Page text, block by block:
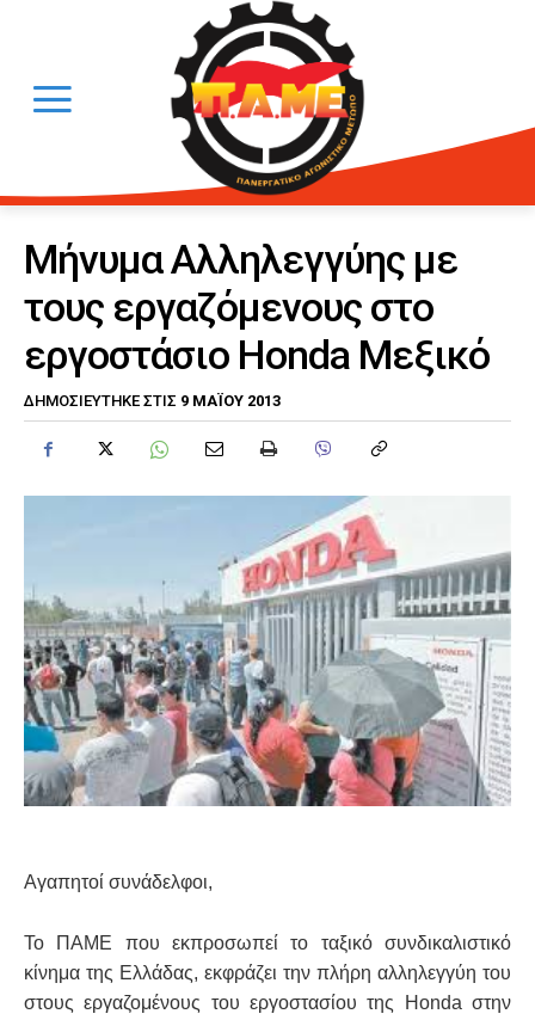
Μήνυμα Αλληλεγγύης με
τους εργαζόμενους στο
εργοστάσιο Honda Μεξικό
ΔΗΜΟΣΙΕΎΤΗΚΕ ΣΤΙΣ 9 ΜΑΪ́ΟΥ 2013
Αγαπητοί συνάδελφοι,
To ΠΑΜΕ που εκπροσωπεί το ταξικό συνδικαλιστικό
κίνημα της Ελλάδας, εκφράζει την πλήρη αλληλεγγύη του
στους εργαζομένους του εργοστασίουτης Hondaστην